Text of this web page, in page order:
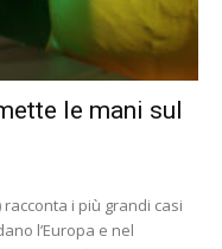
le mani sul
i più grandi casi
l’Europa e nel